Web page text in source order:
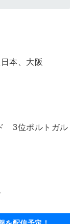
本、大阪
3位ポルトガル